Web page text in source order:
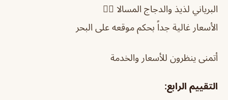
البرياني لذيذ والدجاج المسالا 👍🏼
الأسعار غالية جداً بحكم موقعه على البحر
أتمنى ينظرون للأسعار والخدمة
التقييم الرابع: